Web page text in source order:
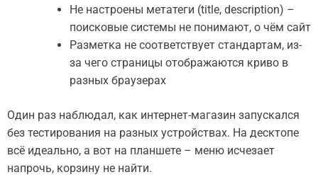
Не настроены метатеги (title, description) –
поисковые системы не понимают, о чём сайт
Разметка не соответствует стандартам, из-
за чего страницы отображаются криво в
разных браузерах
Один раз наблюдал, как интернет-магазин запускался
без тестирования на разных устройствах. На десктопе
всё идеально, а вот на планшете – меню исчезает
напрочь, корзину не найти.